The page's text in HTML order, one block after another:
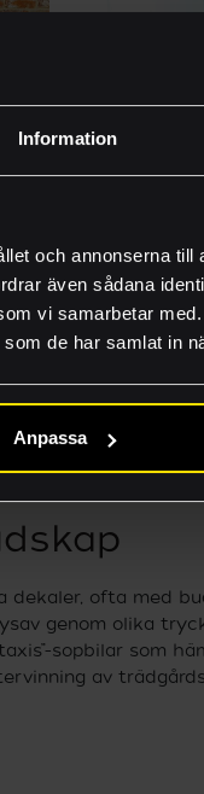
Information
och annonserna
även sådana
vi samarbetar
de har samlat in
Anpassa
ofta med
genom olika
sopbilar som
av
Byggprojekt
FAQ
Lämna rätt
Jobba hos
Akademi